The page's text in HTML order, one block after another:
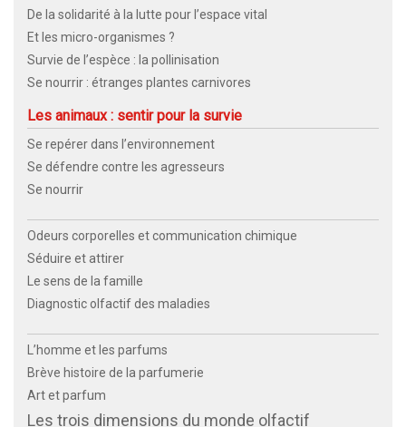
De la solidarité à la lutte pour l’espace vital
Et les micro-organismes ?
Survie de l’espèce : la pollinisation
Se nourrir : étranges plantes carnivores
Les animaux : sentir pour la survie
Se repérer dans l’environnement
Se défendre contre les agresseurs
Se nourrir
Odeurs corporelles et communication chimique
Séduire et attirer
Le sens de la famille
Diagnostic olfactif des maladies
L’homme et les parfums
Brève histoire de la parfumerie
Art et parfum
Les trois dimensions du monde olfactif